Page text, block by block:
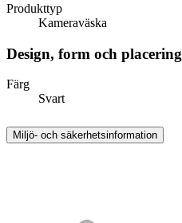
Produkttyp
Kameraväska
Design, form och placering
Färg
Svart
Miljö- och säkerhetsinformation